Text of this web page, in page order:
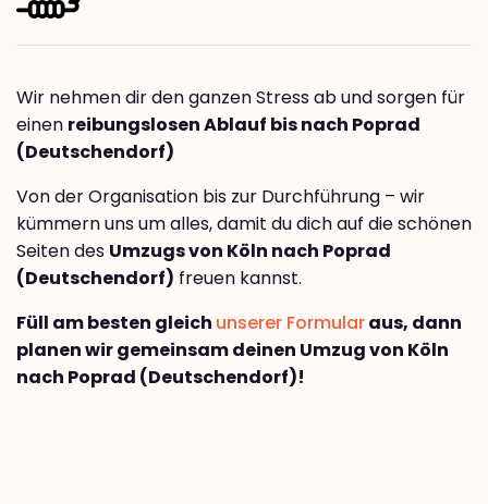
Wir nehmen dir den ganzen Stress ab und sorgen für
einen reibungslosen Ablauf bis nach Poprad
(Deutschendorf)
Von der Organisation bis zur Durchführung – wir
kümmern uns um alles, damit du dich auf die schönen
Seiten des Umzugs von Köln nach Poprad
(Deutschendorf) freuen kannst.
Füll am besten gleich unserer Formularaus, dann
planen wir gemeinsam deinen Umzug von Köln
nach Poprad (Deutschendorf)!